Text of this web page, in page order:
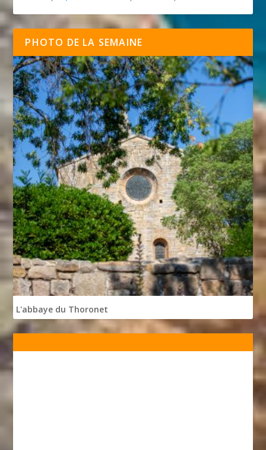
PHOTO DE LA SEMAINE
L'abbaye du Thoronet